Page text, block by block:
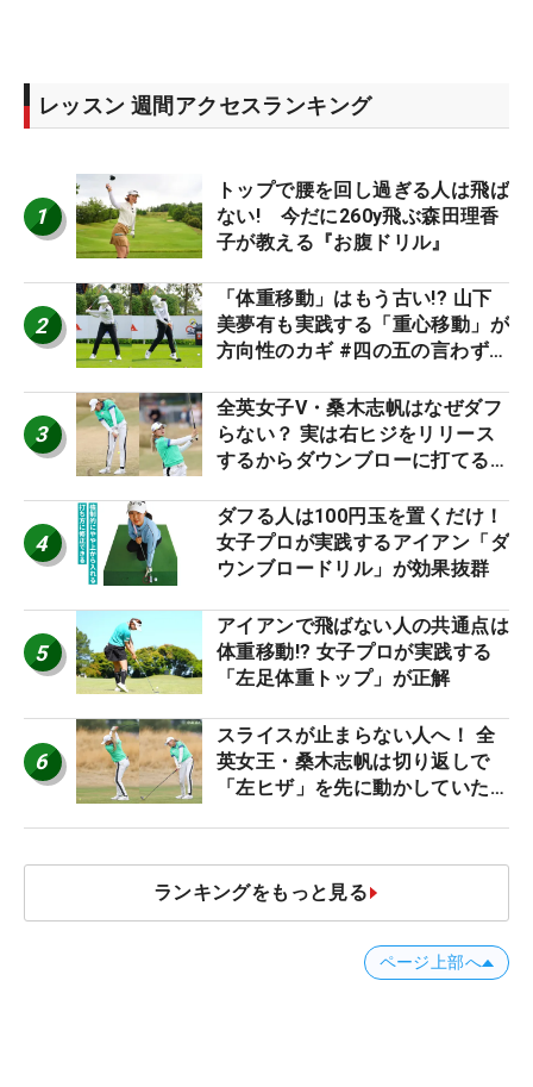
レッスン 週間アクセスランキング
1
トップで腰を回し過ぎる人は飛ば
ない! 今だに260y飛ぶ森田理香
子が教える『お腹ドリル』
2
「体重移動」はもう古い!? 山下
美夢有も実践する「重心移動」が
方向性のカギ #四の五の言わず振
3
全英女子V・桑木志帆はなぜダフ
らない？ 実は右ヒジをリリース
するからダウンブローに打てる #
4
ダフる人は100円玉を置くだけ！
女子プロが実践するアイアン「ダ
ウンブロードリル」が効果抜群
5
アイアンで飛ばない人の共通点は
体重移動!? 女子プロが実践する
「左足体重トップ」が正解
6
スライスが止まらない人へ！ 全
英女王・桑木志帆は切り返しで
「左ヒザ」を先に動かしていた
ランキングをもっと見る
ページ上部へ